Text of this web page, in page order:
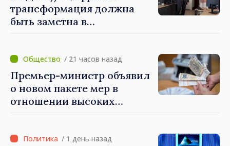
трансформация должна
быть заметна в
экономики: премьер-
министр Василе Тофан
посетил Агентство
электронного управления
/ 21 часов назад
Премьер-министр объявил
о новом пакете мер в
отношении высоких
/ 1 день назад